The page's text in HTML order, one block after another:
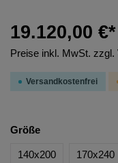
19.120,00 €*
Preise inkl. MwSt. zzgl.
Versandkostenfrei
Größe
140x200 170x240